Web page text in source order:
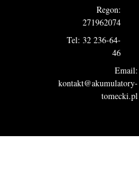
Regon:
271962074
Tel: 32 236-64-
46
Email:
kontakt@akumulatory-
tomecki.pl